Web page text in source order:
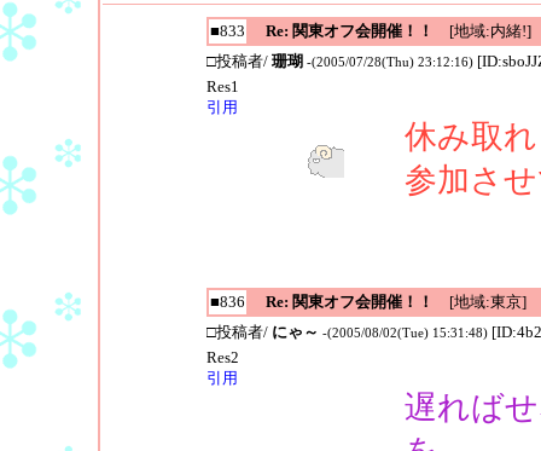
■833 Re: 関東オフ会開催！！
[地域:内緒!]
□投稿者/ 珊瑚 -(2005/07/28(Thu) 23:12:16)
Res1
引用
休み取
参加さ
■836 Re: 関東オフ会開催！！
[地域:東京]
□投稿者/ にゃ～ -(2005/08/02(Tue) 15:31:48)
Res2
引用
遅れば